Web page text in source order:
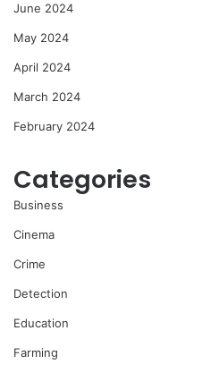
June 2024
May 2024
April 2024
March 2024
February 2024
Categories
Business
Cinema
Crime
Detection
Education
Farming